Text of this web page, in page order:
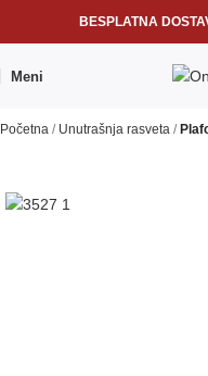
BESPLATNA
Meni
Početna Unutrašnja rasveta